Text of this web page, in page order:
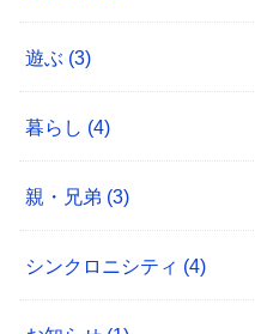
遊ぶ (3)
暮らし (4)
親・兄弟 (3)
シンクロニシティ (4)